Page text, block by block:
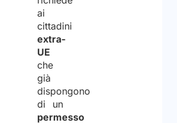
ai
cittadini
extra-
UE
che
già
dispongono
di un
permesso